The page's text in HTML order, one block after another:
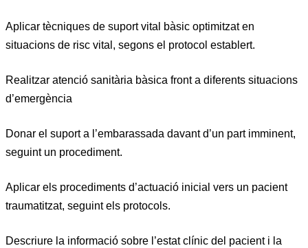
Aplicar tècniques de suport vital bàsic optimitzat en
situacions de risc vital, segons el protocol establert.
Realitzar atenció sanitària bàsica front a diferents situacions
d’emergència
Donar el suport a l’embarassada davant d’un part imminent,
seguint un procediment.
Aplicar els procediments d’actuació inicial vers un pacient
traumatitzat, seguint els protocols.
Descriure la informació sobre l’estat clínic del pacient i la